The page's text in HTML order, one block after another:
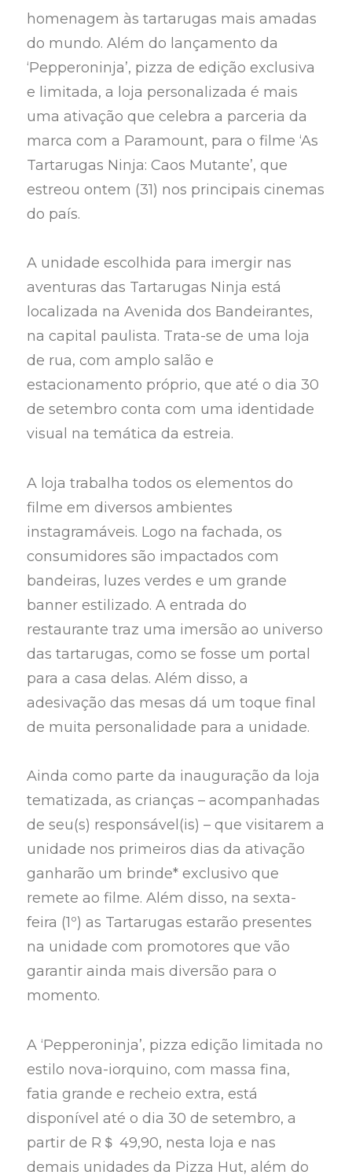
homenagem às tartarugas mais amadas
do mundo. Além do lançamento da
‘Pepperoninja’, pizza de edição exclusiva
e limitada, a loja personalizada é mais
uma ativação que celebra a parceria da
marca com a Paramount, para o filme ‘As
Tartarugas Ninja: Caos Mutante’, que
estreou ontem (31) nos principais cinemas
do país.
A unidade escolhida para imergir nas
aventuras das Tartarugas Ninja está
localizada na Avenida dos Bandeirantes,
na capital paulista. Trata-se de uma loja
de rua, com amplo salão e
estacionamento próprio, que até o dia 30
de setembro conta com uma identidade
visual na temática da estreia.
A loja trabalha todos os elementos do
filme em diversos ambientes
instagramáveis. Logo na fachada, os
consumidores são impactados com
bandeiras, luzes verdes e um grande
banner estilizado. A entrada do
restaurante traz uma imersão ao universo
das tartarugas, como se fosse um portal
para a casa delas. Além disso, a
adesivação das mesas dá um toque final
de muita personalidade para a unidade.
Ainda como parte da inauguração da loja
tematizada, as crianças – acompanhadas
de seu(s) responsável(is) – que visitarem a
unidade nos primeiros dias da ativação
ganharão um brinde* exclusivo que
remete ao filme. Além disso, na sexta-
feira (1º) as Tartarugas estarão presentes
na unidade com promotores que vão
garantir ainda mais diversão para o
momento.
A ‘Pepperoninja’, pizza edição limitada no
estilo nova-iorquino, com massa fina,
fatia grande e recheio extra, está
disponível até o dia 30 de setembro, a
partir de R＄ 49,90, nesta loja e nas
demais unidades da Pizza Hut, além do